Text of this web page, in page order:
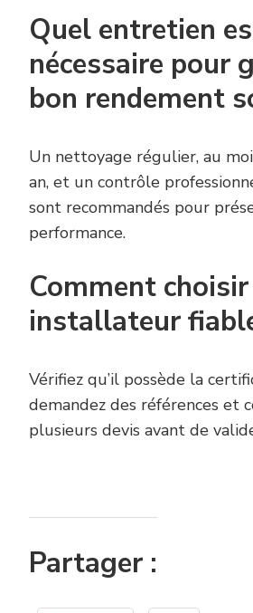
Quel entretien
nécessaire pour
bon rendement
Un nettoyage régulier, au
an, et un contrôle
sont recommandés pour
performance.
Comment
installateur
Vérifiez qu’il possède la
demandez des références et
plusieurs devis avant de
Partager :